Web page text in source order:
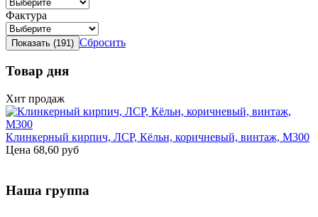
Фактура
Сбросить
Товар дня
Хит продаж
Клинкерный кирпич, ЛСР, Кёльн, коричневый, винтаж, М300
Цена 68,60 руб
Наша группа